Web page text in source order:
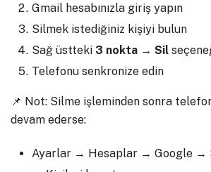
Gmail hesabınızla giriş yapın
Silmek istediğiniz kişiyi bulun
Sağ üstteki 3 nokta → Sil
Telefonu senkronize edin
📌 Not: Silme işleminden sonra
devam ederse:
Ayarlar → Hesaplar → Google →